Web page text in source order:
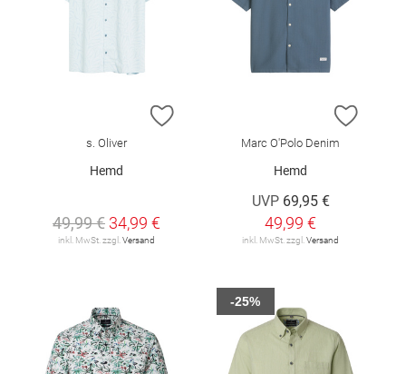
ZUR WUNSCHLISTE HINZUFÜGEN
s. Oliver
Hemd
49,99 € 34,99 €
inkl. MwSt. zzgl. Versand
ZUR
Marc O'Polo Denim
Hemd
UVP 69,95 €
49,99 €
inkl. MwSt. zzgl. Versand
-25%